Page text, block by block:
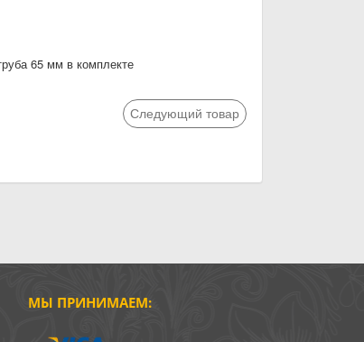
65 мм в комплекте
Следующий товар
МЫ ПРИНИМАЕМ: